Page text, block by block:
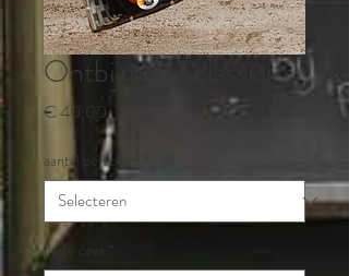
Ontbijmand classic
€ 40,00Prijs
aantal personen
flesje cava